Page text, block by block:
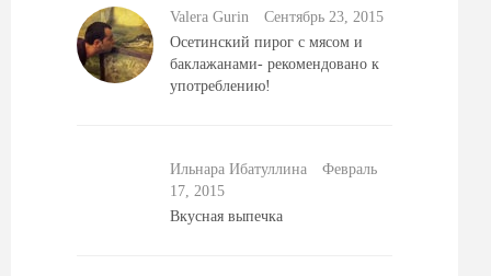
Valera Gurin
Сентябрь 23, 2015
Осетинский пирог с мясом и
баклажанами- рекомендовано к
употреблению!
Ильнара Ибатуллина
Февраль
17, 2015
Вкусная выпечка